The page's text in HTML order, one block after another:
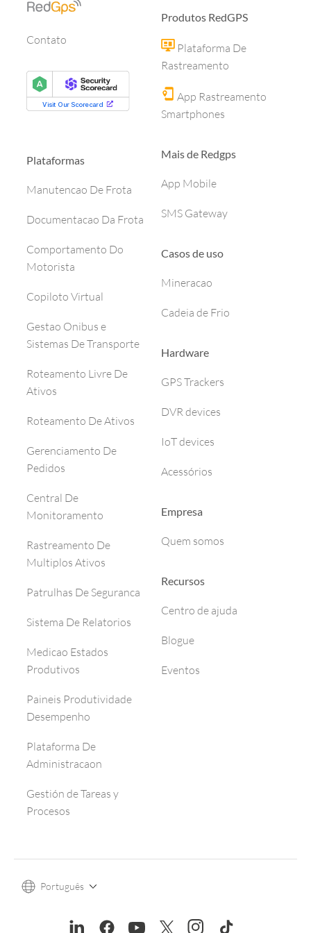
Contato
Plataformas
Manutencao De Frota
Documentacao Da Frota
Comportamento Do
Motorista
Copiloto Virtual
Gestao Onibus e
Sistemas De Transporte
Roteamento Livre De
Ativos
Roteamento De Ativos
Gerenciamento De
Pedidos
Central De
Monitoramento
Rastreamento De
Multiplos Ativos
Patrulhas De Seguranca
Sistema De Relatorios
Medicao Estados
Produtivos
Paineis Produtividade
Desempenho
Plataforma De
Administracaon
Gestión de Tareas y
Procesos
Produtos RedGPS
Plataforma De
Rastreamento
App Rastreamento
Smartphones
Mais de Redgps
App Mobile
SMS Gateway
Casos de uso
Mineracao
Cadeia de Frio
Hardware
GPS Trackers
DVR devices
IoT devices
Acessórios
Empresa
Quem somos
Recursos
Centro de ajuda
Blogue
Eventos
Português